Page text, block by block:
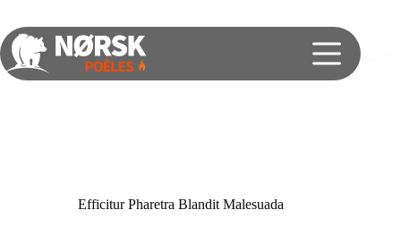
Efficitur Pharetra Blandit Malesuada